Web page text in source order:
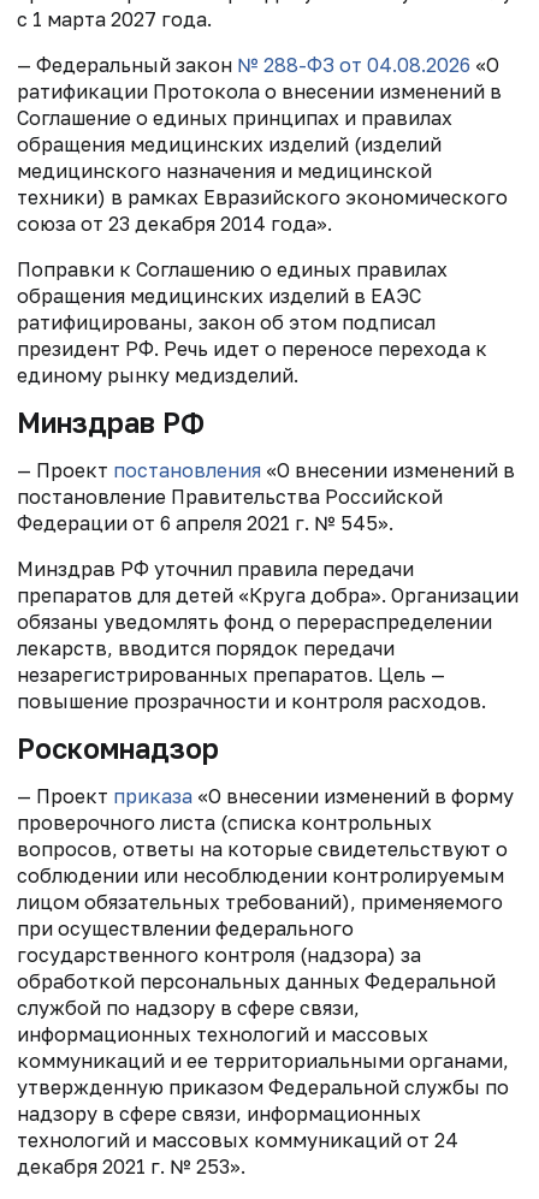
с 1 марта 2027 года.
— Федеральный закон № 288-ФЗ от 04.08.2026 «О
ратификации Протокола о внесении изменений в
Соглашение о единых принципах и правилах
обращения медицинских изделий (изделий
медицинского назначения и медицинской
техники) в рамках Евразийского экономического
союза от 23 декабря 2014 года».
Поправки к Соглашению о единых правилах
обращения медицинских изделий в ЕАЭС
ратифицированы, закон об этом подписал
президент РФ. Речь идет о переносе перехода к
единому рынку медизделий.
Минздрав РФ
— Проект постановления «О внесении изменений в
постановление Правительства Российской
Федерации от 6 апреля 2021 г. № 545».
Минздрав РФ уточнил правила передачи
препаратов для детей «Круга добра». Организации
обязаны уведомлять фонд о перераспределении
лекарств, вводится порядок передачи
незарегистрированных препаратов. Цель —
повышение прозрачности и контроля расходов.
Роскомнадзор
— Проект приказа «О внесении изменений в форму
проверочного листа (списка контрольных
вопросов, ответы на которые свидетельствуют о
соблюдении или несоблюдении контролируемым
лицом обязательных требований), применяемого
при осуществлении федерального
государственного контроля (надзора) за
обработкой персональных данных Федеральной
службой по надзору в сфере связи,
информационных технологий и массовых
коммуникаций и ее территориальными органами,
утвержденную приказом Федеральной службы по
надзору в сфере связи, информационных
технологий и массовых коммуникаций от 24
декабря 2021 г. № 253».